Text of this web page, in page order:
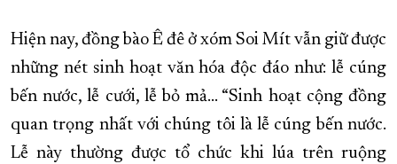
Hiện nay, đồng bào Ê đê ở xóm Soi Mít vẫn giữ được
những nét sinh hoạt văn hóa độc đáo như: lễ cúng
bến nước, lễ cưới, lễ bỏ mả... “Sinh hoạt cộng đồng
quan trọng nhất với chúng tôi là lễ cúng bến nước.
Lễ này thường được tổ chức khi lúa trên ruộng